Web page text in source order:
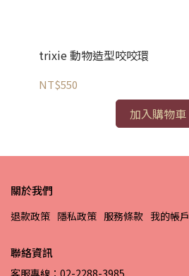
trixie 動物造型咬咬環
NT$550
加入購物車
關於我們
退款政策 隱私政策 服務條款 我的帳戶
聯絡資訊
客服專線：02-2288-3985